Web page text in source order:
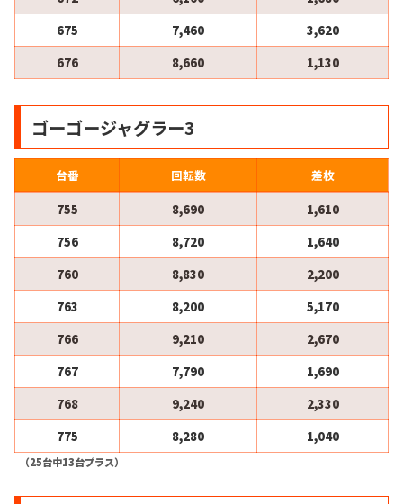
675
7,460
3,620
676
8,660 1,130
ゴーゴージャグラー3
台番 回転数
差枚
755
8,690
1,610
756
8,720
1,640
760
8,830
2,200
763
8,200
5,170
766
9,210
2,670
767
7,790
1,690
768
9,240
2,330
775
8,280 1,040
（25台中13台プラス）